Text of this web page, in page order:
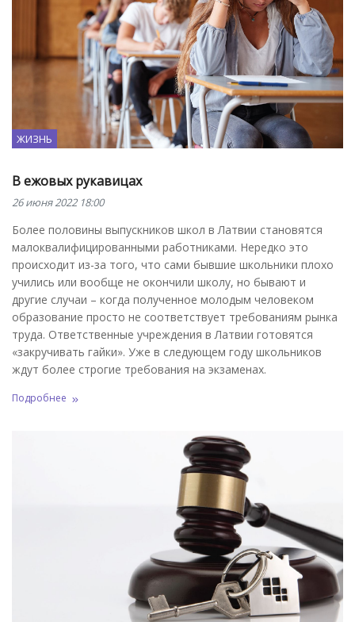
ЖИЗНЬ
В ежовых рукавицах
26 июня 2022 18:00
Более половины выпускников школ в Латвии становятся
малоквалифицированными работниками. Нередко это
происходит из-за того, что сами бывшие школьники плохо
учились или вообще не окончили школу, но бывают и
другие случаи – когда полученное молодым человеком
образование просто не соответствует требованиям рынка
труда. Ответственные учреждения в Латвии готовятся
«закручивать гайки». Уже в следующем году школьников
ждут более строгие требования на экзаменах.
Подробнее